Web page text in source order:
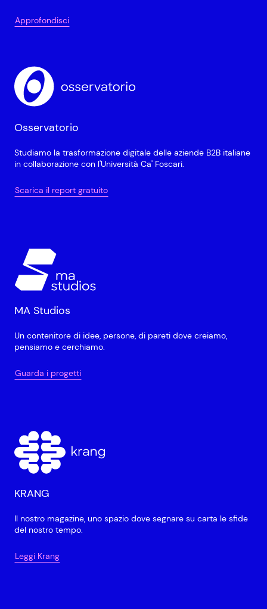
Approfondisci
Osservatorio
Studiamo la trasformazione digitale delle aziende B2B italiane
in collaborazione con l'Università Ca' Foscari.
Scarica il report gratuito
MA Studios
Un contenitore di idee, persone, di pareti dove creiamo,
pensiamo e cerchiamo.
Guarda i progetti
KRANG
Il nostro magazine, uno spazio dove segnare su carta le sfide
del nostro tempo.
Leggi Krang